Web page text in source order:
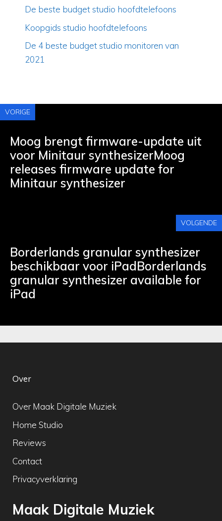
De beste budget studio hoofdtelefoons
Koopgids studio hoofdtelefoons
De 4 beste budget studio monitoren van
2021
VORIGE
Moog brengt firmware-update uit
voor Minitaur synthesizerMoog
releases firmware update for
Minitaur synthesizer
VOLGENDE
Borderlands granular synthesizer
beschikbaar voor iPadBorderlands
granular synthesizer available for
iPad
Over
Over Maak Digitale Muziek
Home Studio
Reviews
Contact
Privacyverklaring
Maak Digitale Muziek